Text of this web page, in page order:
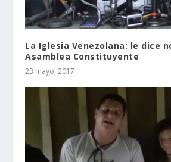
La Iglesia Venezolana: le dice
Asamblea Constituyente
23 mayo, 2017